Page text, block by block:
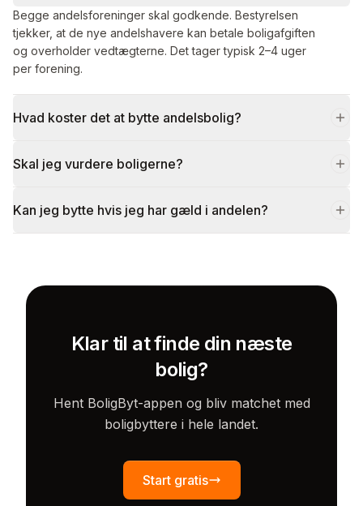
Begge andelsforeninger skal godkende. Bestyrelsen
tjekker, at de nye andelshavere kan betale boligafgiften
og overholder vedtægterne. Det tager typisk 2–4 uger
per forening.
Hvad koster det at bytte andelsbolig?
Skal jeg vurdere boligerne?
Kan jeg bytte hvis jeg har gæld i andelen?
Klar til at finde din næste
bolig?
Hent BoligByt-appen og bliv matchet med
boligbyttere i hele landet.
Start gratis